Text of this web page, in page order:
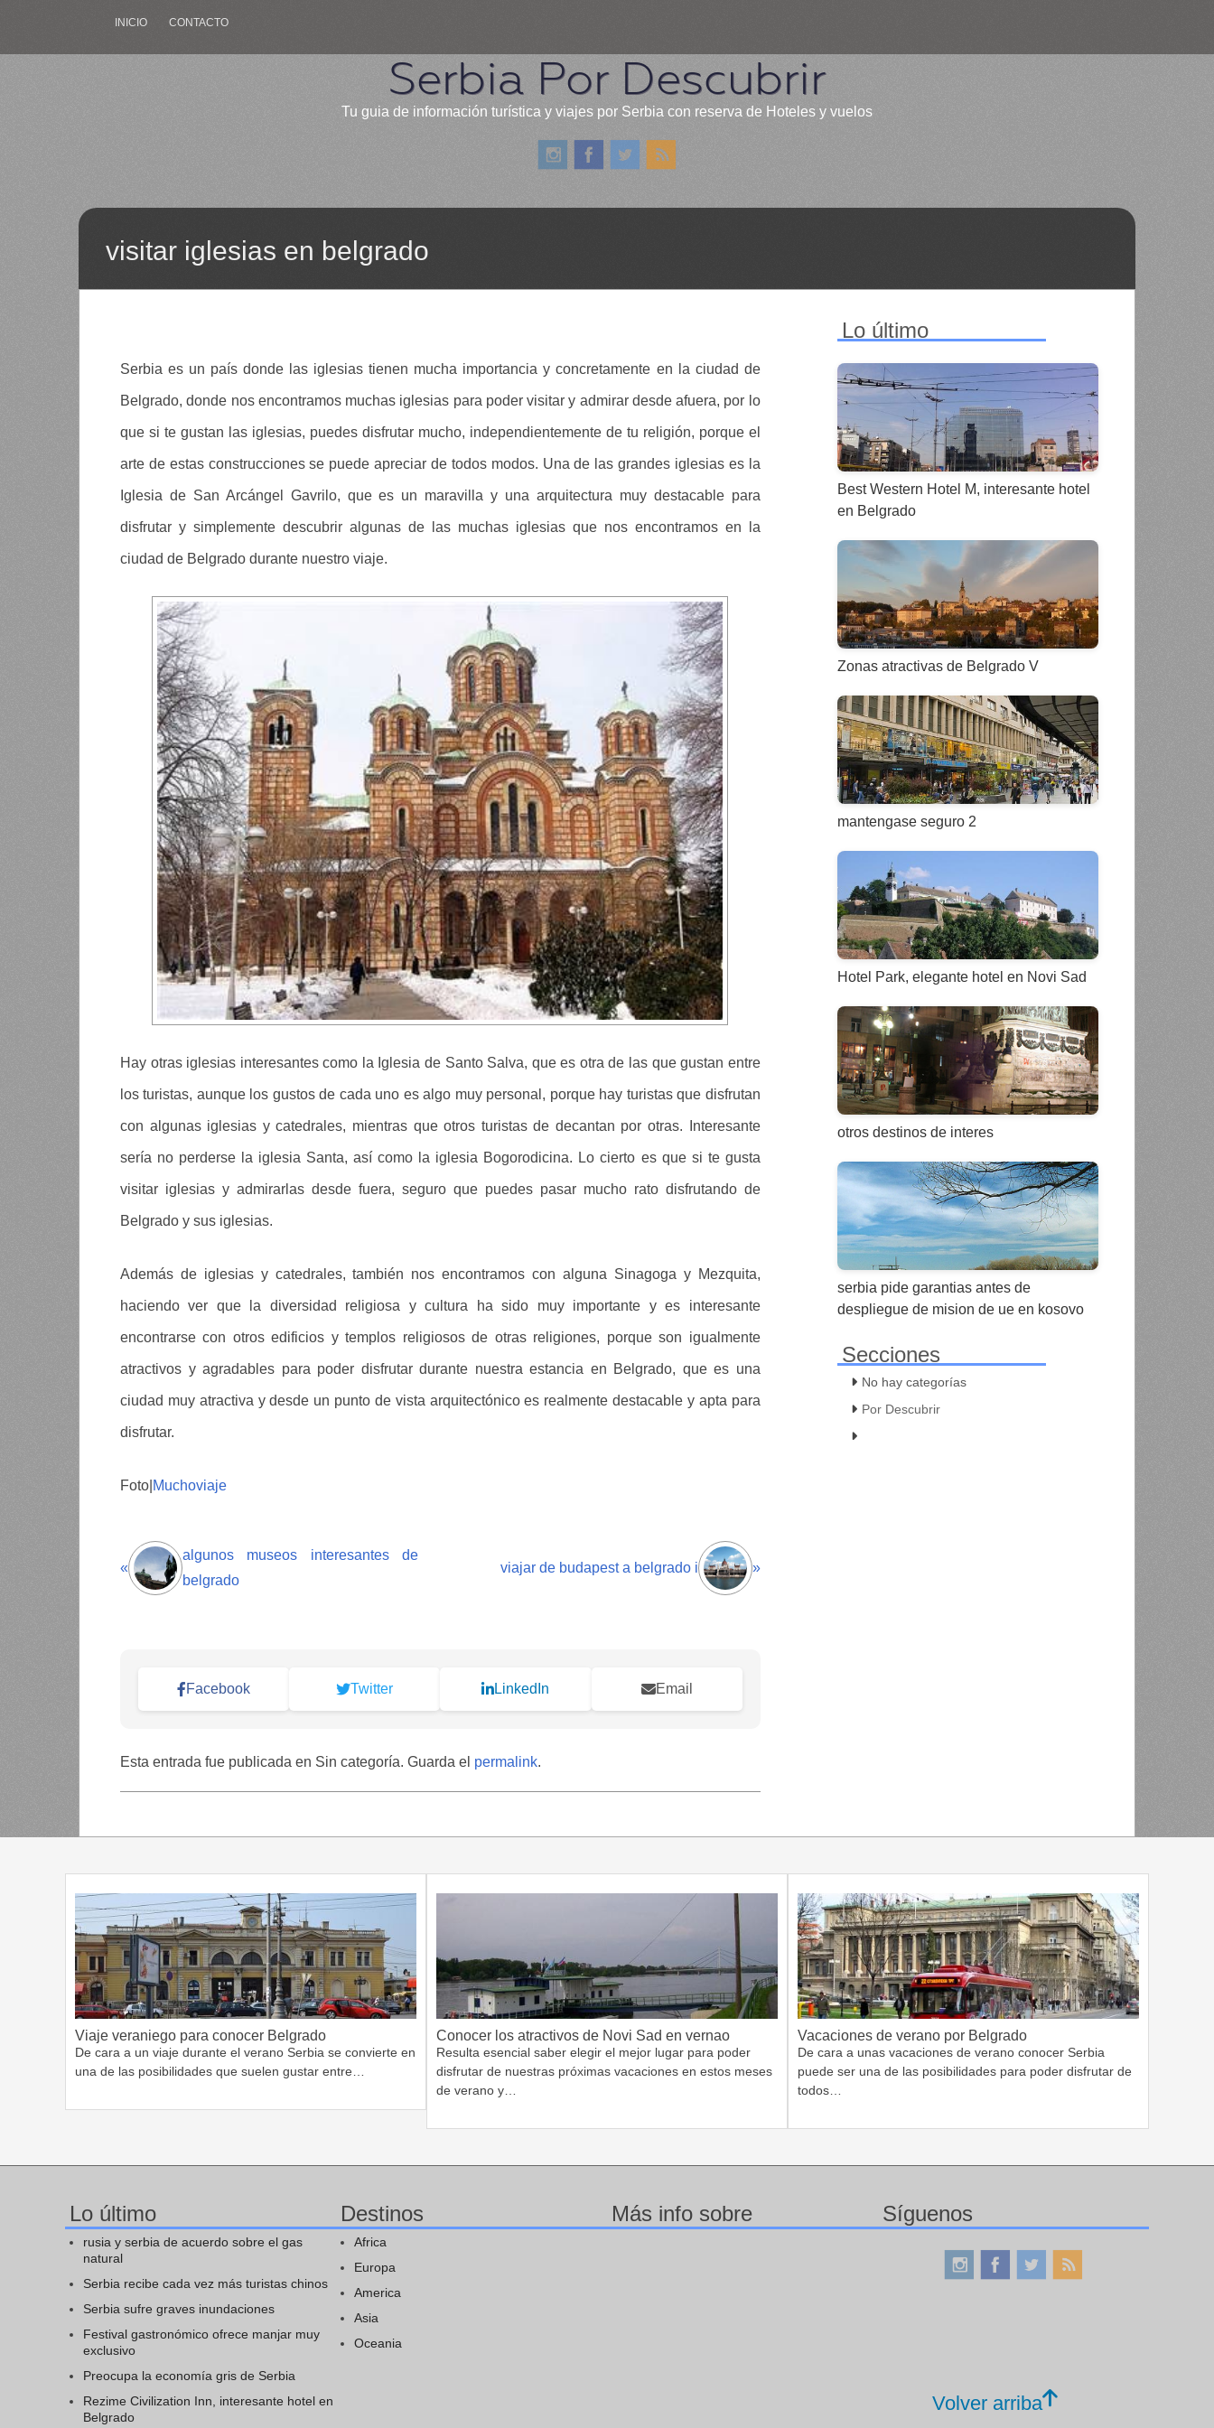
INICIO CONTACTO
Serbia Por Descubrir
Tu guia de información turística y viajes por Serbia con reserva de Hoteles y vuelos
visitar iglesias en belgrado
Serbia es un país donde las iglesias tienen mucha importancia y concretamente en la ciudad de
Belgrado, donde nos encontramos muchas iglesias para poder visitar y admirar desde afuera, por lo
que si te gustan las iglesias, puedes disfrutar mucho, independientemente de tu religión, porque el
arte de estas construcciones se puede apreciar de todos modos. Una de las grandes iglesias es la
Iglesia de San Arcángel Gavrilo, que es un maravilla y una arquitectura muy destacable para
disfrutar y simplemente descubrir algunas de las muchas iglesias que nos encontramos en la
ciudad de Belgrado durante nuestro viaje.
Hay otras iglesias interesantes como la Iglesia de Santo Salva, que es otra de las que gustan entre
los turistas, aunque los gustos de cada uno es algo muy personal, porque hay turistas que disfrutan
con algunas iglesias y catedrales, mientras que otros turistas de decantan por otras. Interesante
sería no perderse la iglesia Santa, así como la iglesia Bogorodicina. Lo cierto es que si te gusta
visitar iglesias y admirarlas desde fuera, seguro que puedes pasar mucho rato disfrutando de
Belgrado y sus iglesias.
Además de iglesias y catedrales, también nos encontramos con alguna Sinagoga y Mezquita,
haciendo ver que la diversidad religiosa y cultura ha sido muy importante y es interesante
encontrarse con otros edificios y templos religiosos de otras religiones, porque son igualmente
atractivos y agradables para poder disfrutar durante nuestra estancia en Belgrado, que es una
ciudad muy atractiva y desde un punto de vista arquitectónico es realmente destacable y apta para
disfrutar.
Foto| Muchoviaje
«
algunos museos interesantes de
belgrado
viajar de budapest a belgrado i »
Facebook Twitter LinkedIn Email
Esta entrada fue publicada en Sin categoría. Guarda el permalink.
Lo último
Best Western Hotel M, interesante hotel
en Belgrado
Zonas atractivas de Belgrado V
mantengase seguro 2
Hotel Park, elegante hotel en Novi Sad
otros destinos de interes
serbia pide garantias antes de
despliegue de mision de ue en kosovo
Secciones
No hay categorías
Por Descubrir
Viaje veraniego para conocer Belgrado
De cara a un viaje durante el verano Serbia se convierte en
una de las posibilidades que suelen gustar entre…
Conocer los atractivos de Novi Sad en vernao
Resulta esencial saber elegir el mejor lugar para poder
disfrutar de nuestras próximas vacaciones en estos meses
de verano y…
Vacaciones de verano por Belgrado
De cara a unas vacaciones de verano conocer Serbia
puede ser una de las posibilidades para poder disfrutar de
todos…
Lo último
rusia y serbia de acuerdo sobre el gas
natural
Serbia recibe cada vez más turistas chinos
Serbia sufre graves inundaciones
Festival gastronómico ofrece manjar muy
exclusivo
Preocupa la economía gris de Serbia
Rezime Civilization Inn, interesante hotel en
Belgrado
Destinos
Africa
Europa
America
Asia
Oceania
Más info sobre Síguenos
Volver arriba